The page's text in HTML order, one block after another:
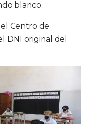
blanco.
Centro de
DNI original del